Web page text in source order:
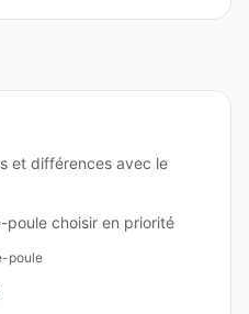
et différences avec le
poule choisir en priorité
poule